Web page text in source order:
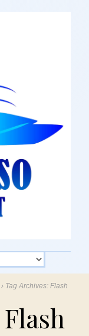
› Tag Archives: Flash
Flash